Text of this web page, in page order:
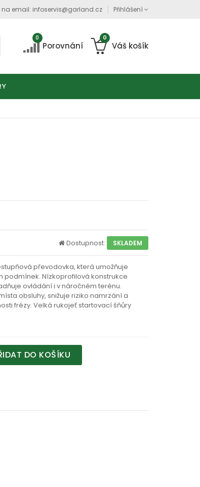
na email: infoservis@garland.cz Přihlášení
0
Porovnání
0
Váš košík
Dostupnost: SKLADEM
převodovka, která umožňuje
podmínek. Nízkoprofilová konstrukce
ovládání i v náročném terénu.
obsluhy, snižuje riziko namrzání a
frézy. Velká rukojeť startovací šňůry
DO KOŠÍKU